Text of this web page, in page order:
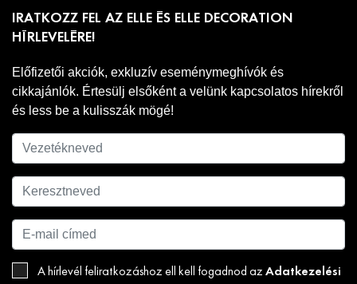
IRATKOZZ FEL AZ ELLE ÉS ELLE DECORATION
HÍRLEVELÉRE!
Előfizetői akciók, exkluzív eseménymeghívók és
cikkajánlók. Értesülj elsőként a velünk kapcsolatos hírekről
és less be a kulisszák mögé!
A hírlevél feliratkozáshoz ell kell fogadnod az Adatkezelési